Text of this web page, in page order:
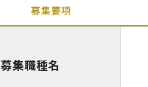
募集要項
募集職種名